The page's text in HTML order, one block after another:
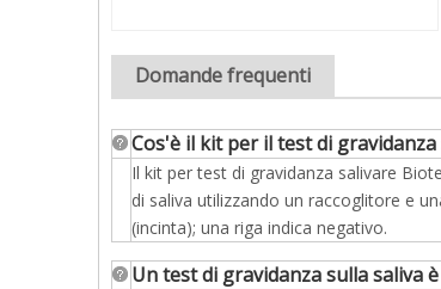
Domande frequenti
Cos'è il kit per il test di
Il kit per test di gravidanza salivare
di saliva utilizzando un raccoglitore e
(incinta); una riga indica negativo.
Un test di gravidanza sulla saliva